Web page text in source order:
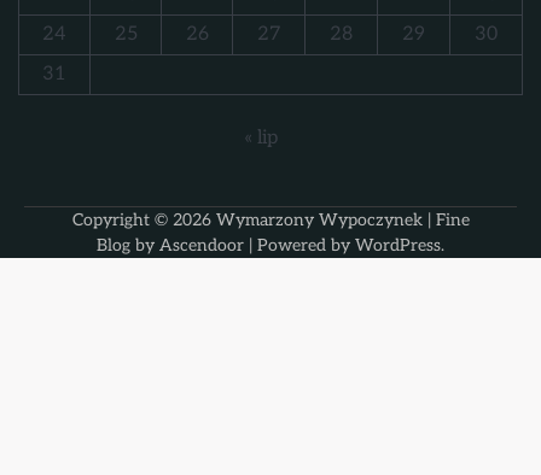
24
25 26 27 28 29
30
31
« lip
Copyright © 2026 Wymarzony Wypoczynek| Fine
Blog by Ascendoor | Powered by WordPress.